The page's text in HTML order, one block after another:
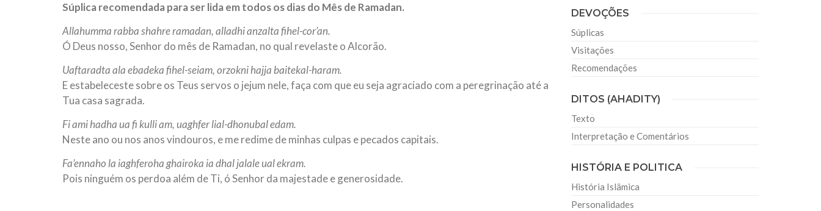
Súplica recomendada para ser lida em todos os dias do Mês de Ramadan.
Allahumma rabba shahre ramadan, alladhi anzalta fihel-cor’an.
Ó Deus nosso, Senhor do mês de Ramadan, no qual revelaste o Alcorão.
Uaftaradta ala ebadeka fihel-seiam, orzokni hajja baitekal-haram.
E estabeleceste sobre os Teus servos o jejum nele, faça com que eu seja agraciado com a peregrinação até a
Tua casa sagrada.
Fi ami hadha ua fi kulli am, uaghfer lial-dhonubal edam.
Neste ano ou nos anos vindouros, e me redime de minhas culpas e pecados capitais.
Fa’ennaho la iaghferoha ghairoka ia dhal jalale ual ekram.
Pois ninguém os perdoa além de Ti, ó Senhor da majestade e generosidade.
DEVOÇÕES
Súplicas
Visitações
Recomendações
DITOS (AHADITY)
Texto
Interpretação e Comentários
HISTÓRIA E POLITICA
História Islâmica
Personalidades